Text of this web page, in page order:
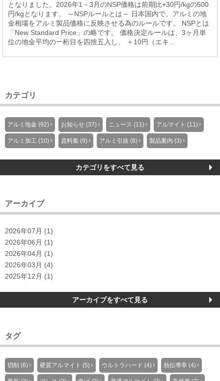
となりました。2026年1－3月のNSP価格は前期比+30円/kgの500
円/kgとなります。 ～NSPルールとは～ 日本国内で、アルミの地
金相場をアルミ製品価格に反映させる為のルールです。 NSPとは
「New Standard Price」の略です。 価格決定ルールは、3ヶ月単
位の地金平均の一桁目を四捨五入し、 ＋10円（エキ...
カテゴリ
アルミ地金 (92) お知らせ (37) ニュース (11) アルマイト (11)
アルミ加工 (10) 資料集 (9) アルミ引抜 (8) 製品案内 (3)
カテゴリをすべて見る
アーカイブ
2026年07月 (1)
2026年06月 (1)
2026年04月 (1)
2026年03月 (4)
2025年12月 (1)
アーカイブをすべて見る
タグ
切削 (6) 硬質アルマイト (5) ウルトラハード (4) 熱伝導率 (4)